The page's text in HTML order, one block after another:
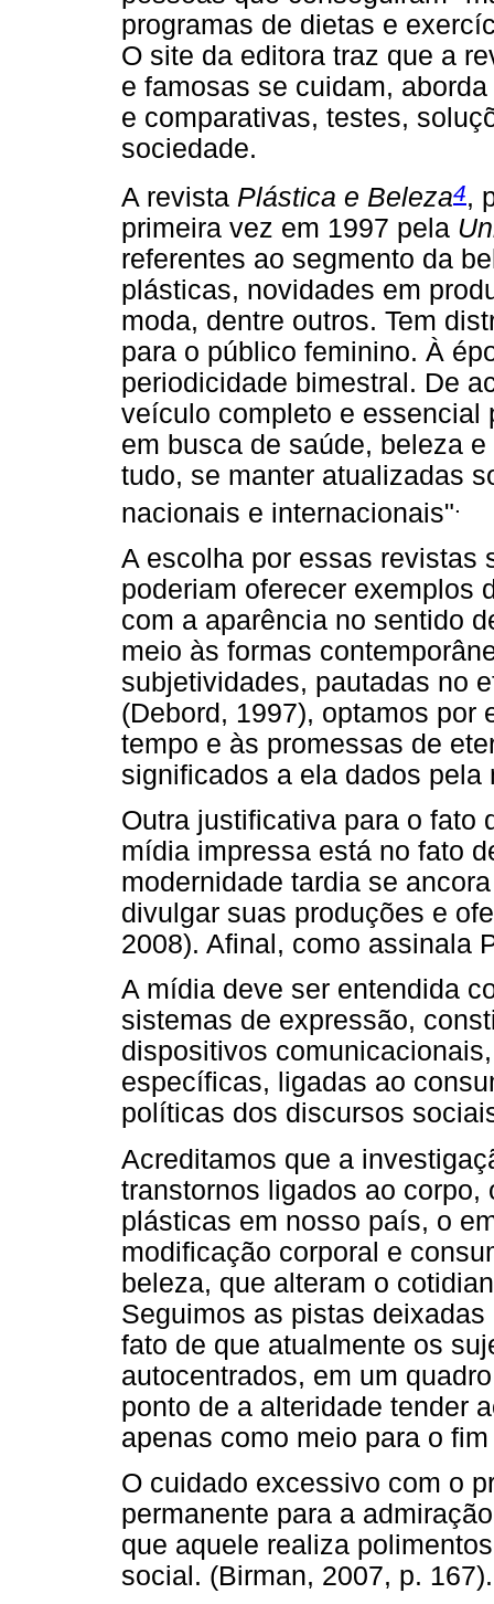
programas de dietas e
O site da editora traz que a
e famosas se cuidam,
e comparativas, testes,
sociedade.
A revista Plástica e Beleza4,
primeira vez em 1997 pela
referentes ao segmento da
plásticas, novidades em
moda, dentre outros. Tem
para o público feminino. À
periodicidade bimestral. De
veículo completo e essencial
em busca de saúde, beleza
tudo, se manter atualizadas
nacionais e internacionais"
A escolha por essas revistas
poderiam oferecer exemplos
com a aparência no sentido
meio às formas
subjetividades, pautadas no
(Debord, 1997), optamos por
tempo e às promessas de
significados a ela dados pela
Outra justificativa para o fato
mídia impressa está no fato
modernidade tardia se
divulgar suas produções e
2008). Afinal, como assinala
A mídia deve ser entendida
sistemas de expressão,
dispositivos
específicas, ligadas ao
políticas dos discursos
Acreditamos que a
transtornos ligados ao
plásticas em nosso país, o
modificação corporal e
beleza, que alteram o
Seguimos as pistas
fato de que atualmente os
autocentrados, em um
ponto de a alteridade tender
apenas como meio para o
O cuidado excessivo com o
permanente para a
que aquele realiza
social. (Birman, 2007, p. 167).